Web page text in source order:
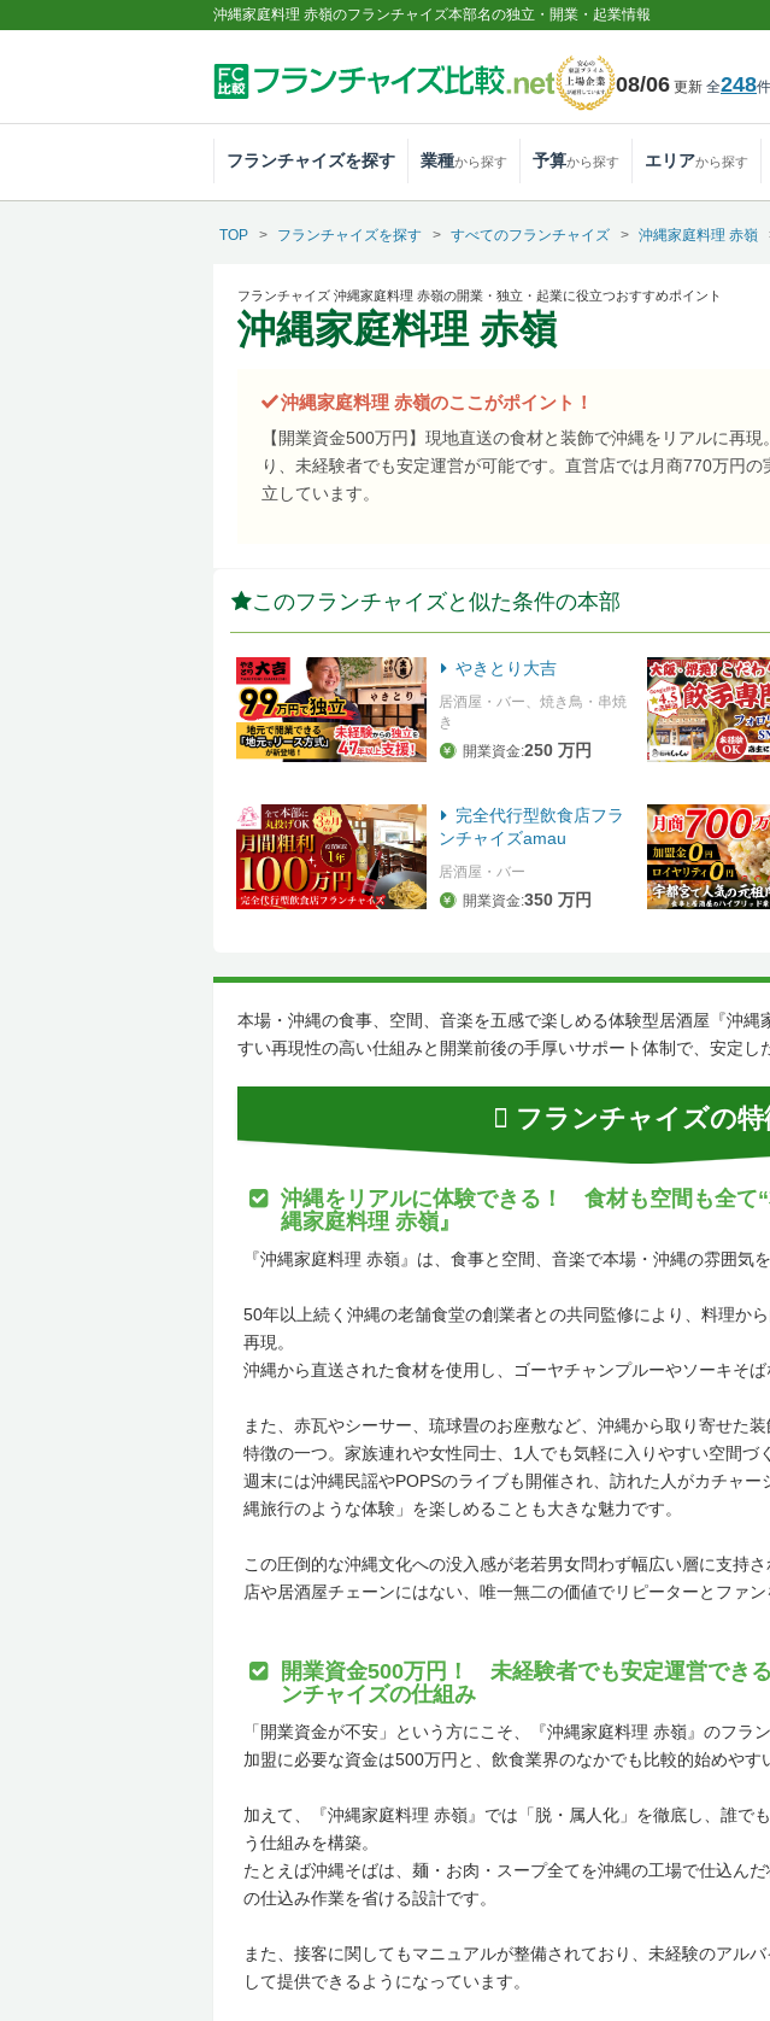
沖縄家庭料理 赤嶺のフランチャイズ本部名の独立・開業・起業情報
08/06 更新 全248
フランチャイズを探す 業種から探す 予算から探す エリアから探す
TOP フランチャイズを探す すべてのフランチャイズ 沖縄家庭料理 赤嶺
フランチャイズ 沖縄家庭料理 赤嶺の開業・独立・起業に役立つおすすめポイント
沖縄家庭料理 赤嶺
沖縄家庭料理 赤嶺のここがポイント！
【開業資金500万円】現地直送の食材と装飾で沖縄をリアルに再
り、未経験者でも安定運営が可能です。直営店では月商770万円
立しています。
このフランチャイズと似た条件の本部
やきとり大吉
居酒屋・バー、焼き鳥・串焼
き
開業資金:250 万円
完全代行型飲食店フラ
ンチャイズamau
居酒屋・バー
開業資金:350 万円
本場・沖縄の食事、空間、音楽を五感で楽しめる体験型居酒屋『沖縄
すい再現性の高い仕組みと開業前後の手厚いサポート体制で、安定し
フランチャイズの特
沖縄をリアルに体験できる！ 食材も空間も全て
縄家庭料理 赤嶺』
『沖縄家庭料理 赤嶺』は、食事と空間、音楽で本場・沖縄の雰囲気
50年以上続く沖縄の老舗食堂の創業者との共同監修により、料理か
再現。
沖縄から直送された食材を使用し、ゴーヤチャンプルーやソーキそば
また、赤瓦やシーサー、琉球畳のお座敷など、沖縄から取り寄せた
特徴の一つ。家族連れや女性同士、1人でも気軽に入りやすい空間づ
週末には沖縄民謡やPOPSのライブも開催され、訪れた人がカチャ
縄旅行のような体験」を楽しめることも大きな魅力です。
この圧倒的な沖縄文化への没入感が老若男女問わず幅広い層に支持
店や居酒屋チェーンにはない、唯一無二の価値でリピーターとファン
開業資金500万円！ 未経験者でも安定運営でき
ンチャイズの仕組み
「開業資金が不安」という方にこそ、『沖縄家庭料理 赤嶺』のフラ
加盟に必要な資金は500万円と、飲食業界のなかでも比較的始めやす
加えて、『沖縄家庭料理 赤嶺』では「脱・属人化」を徹底し、誰で
う仕組みを構築。
たとえば沖縄そばは、麺・お肉・スープ全てを沖縄の工場で仕込ん
の仕込み作業を省ける設計です。
また、接客に関してもマニュアルが整備されており、未経験のアル
して提供できるようになっています。